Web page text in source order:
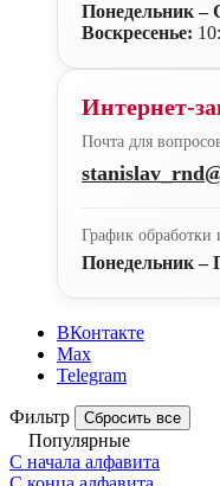
Понедельник –
Воскресенье:
Интернет-
Почта для
График обработки
Понедельник –
ВКонтакте
Max
Telegram
Фильтр Сбросить все
Популярные
С начала алфавита